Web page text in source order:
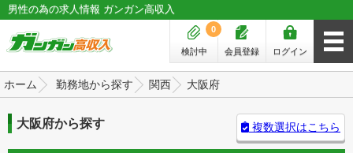
男性の為の求人情報 ガンガン高収入
ログイン
会員登録
検討中
0
ホーム 勤務地から探す 関西 大阪府
大阪府から探す 複数選択はこちら